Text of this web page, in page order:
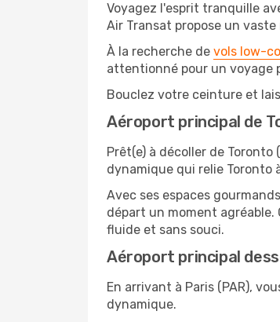
Voyagez l'esprit tranquille
Air Transat propose un
À la recherche de vols low-
attentionné pour un voyage
Bouclez votre ceinture et
Aéroport principal de
Prêt(e) à décoller de
dynamique qui relie Toronto
Avec ses espaces
départ un moment
fluide et sans souci.
Aéroport principal
En arrivant à Paris (PAR),
dynamique.